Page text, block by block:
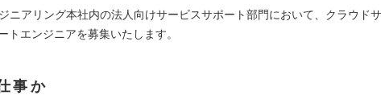
ニアリング本社内の法人向けサービスサポート部門において、クラウド
トエンジニアを募集いたします。
事か